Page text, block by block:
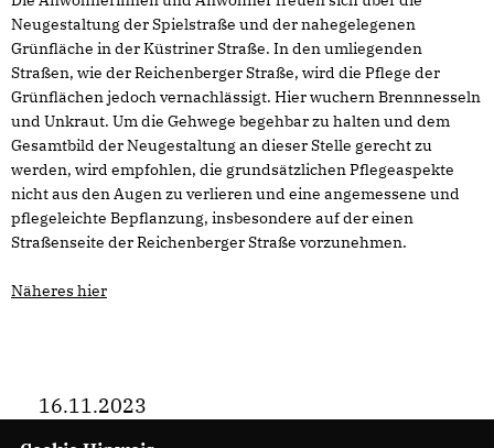
Neugestaltung der Spielstraße und der nahegelegenen
Grünfläche in der Küstriner Straße. In den umliegenden
Straßen, wie der Reichenberger Straße, wird die Pflege der
Grünflächen jedoch vernachlässigt. Hier wuchern Brennnesseln
und Unkraut. Um die Gehwege begehbar zu halten und dem
Gesamtbild der Neugestaltung an dieser Stelle gerecht zu
werden, wird empfohlen, die grundsätzlichen Pflegeaspekte
nicht aus den Augen zu verlieren und eine angemessene und
pflegeleichte Bepflanzung, insbesondere auf der einen
Straßenseite der Reichenberger Straße vorzunehmen.
Näheres hier
16.11.2023